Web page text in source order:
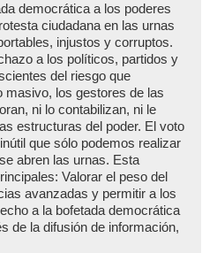
democrática a los poderes
ciudadana en las urnas
injustos y corruptos.
a los políticos, partidos y
del riesgo que
masivo, los gestores de las
ni lo contabilizan, ni le
estructuras del poder. El voto
que sólo podemos realizar
abren las urnas. Esta
Valorar el peso del
avanzadas y permitir a los
a la bofetada democrática
de la difusión de información,